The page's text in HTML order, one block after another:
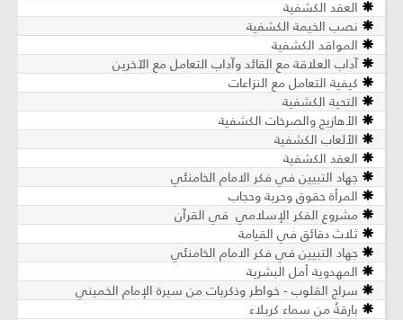
العقد الكشفية
نصب الخيمة الكشفية
المواقد الكشفية
آداب العلاقة مع القائد وآداب التعامل مع الآخرين
كيفية التعامل مع النزاعات
التحية الكشفية
الأهازيج والصرخات الكشفية
الألعاب الكشفية
العقد الكشفية
جهاد التبيين في فكر الامام الخامنئي
المرأة حقوق وحرية وحجاب
مشروع الفكر الإسلامي في القرآن
ثلاث دقائق في القيامة
جهاد التبيين في فكر الامام الخامنئي
المهدوية أمل البشرية
سراج القلوب - خواطر وذكريات من سيرة الإمام الخميني
بارقةٌ من سماء كربلاء